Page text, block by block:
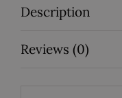
Description
Reviews (0)